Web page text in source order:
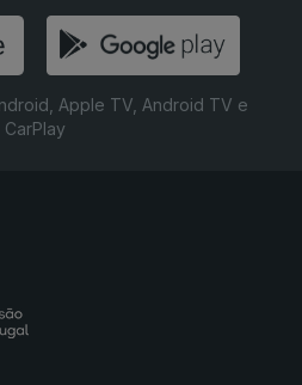
Apple TV, Android TV e
CarPlay